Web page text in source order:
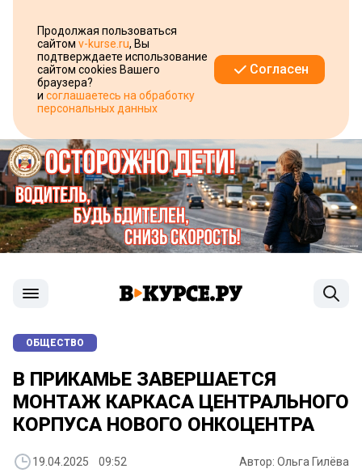
Продолжая пользоваться
сайтом v-kurse.ru, Вы
подтверждаете использование
сайтом cookies Вашего
браузера?
и соглашаетесь на обработку
персональных данных
Согласен
ОБЩЕСТВО
В ПРИКАМЬЕ ЗАВЕРШАЕТСЯ
МОНТАЖ КАРКАСА ЦЕНТРАЛЬНОГО
КОРПУСА НОВОГО ОНКОЦЕНТРА
19.04.2025 09:52 Автор: Ольга Гилёва